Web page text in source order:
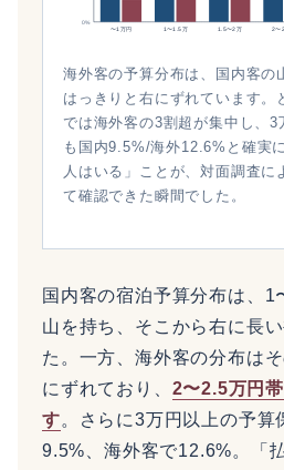
0%
〜1万円 1〜1.5万 1.5〜2万 2〜
海外客の予算分布は、国内客の
はっきりと右にずれています。
では海外客の3割超が集中し、3
も国内9.5%/海外12.6%と確実
人はいる」ことが、対面調査に
て確認できた瞬間でした。
国内客の宿泊予算分布は、1
山を持ち、そこから右に長
た。一方、海外客の分布は
にずれており、 2〜2.5万円
す。さらに3万円以上の予算
9.5%、海外客で12.6%。「